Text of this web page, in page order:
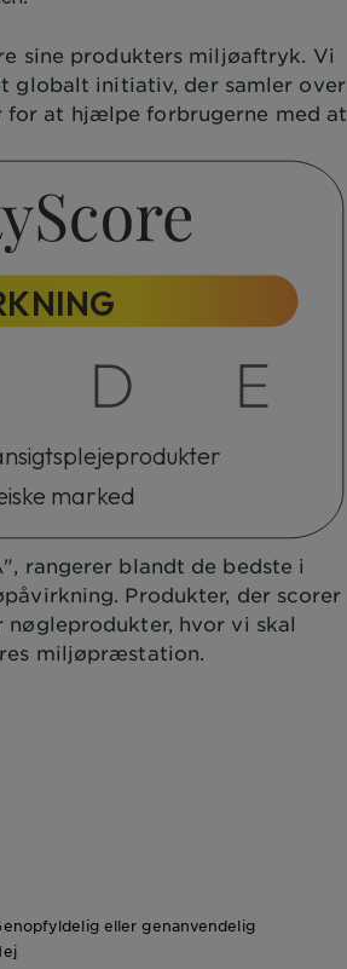
sine produkters miljøaftryk. Vi
globalt initiativ, der samler over
for at hjælpe forbrugerne med at
marked
rangerer blandt de bedste i
Produkter, der scorer
hvor vi skal
miljøpræstation.
eller genanvendelig